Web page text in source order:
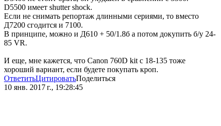
D5500 имеет shutter shock.
Если не снимать репортаж длинными сериями, то вместо
Д7200 сгодится и 7100.
В принципе, можно и Д610 + 50/1.8б а потом докупить б/у 24-
85 VR.
И еще, мне кажется, что Canon 760D kit с 18-135 тоже
хороший вариант, если будете покупать кроп.
ОтветитьЦитироватьПоделиться
10 янв. 2017 г., 19:28:45